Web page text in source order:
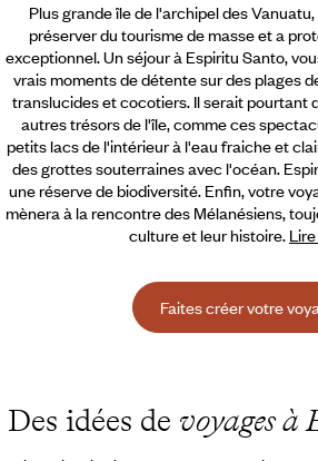
Plus grande île de l'archipel des
préserver du tourisme de masse et a
exceptionnel. Un séjour à Espiritu Santo,
vrais moments de détente sur des plages
translucides et cocotiers. Il serait pourtant
autres trésors de l'île, comme ces
petits lacs de l'intérieur à l'eau fraiche et
des grottes souterraines avec l'océan.
une réserve de biodiversité. Enfin, votre
mènera à la rencontre des Mélanésiens,
culture et leur histoire.
Faites créer votre
Des idées de voyages à